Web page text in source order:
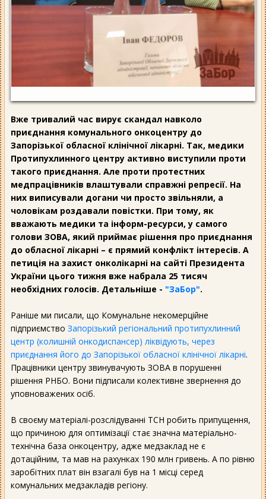
Вже тривалий час вирує скандал навколо
приєднання комунального онкоцентру до
Запорізької обласної клінічної лікарні. Так, медики
Протипухлинного центру активно виступили проти
такого приєднання. Але проти протестних
медпрацівників влаштували справжні репресії. На
них виписували догани чи просто звільняли, а
чоловікам роздавали повістки. При тому, як
вважають медики та інформ-ресурси, у самого
голови ЗОВА, який приймає рішення про приєднання
до обласної лікарні – є прямий конфлікт інтересів. А
петиція на захист онколікарні на сайті Президента
України цього тижня вже набрала 25 тисяч
необхідних голосів. Детальніше - "ЗаБор".
Раніше ми писали, що Комунальне некомерційне
підприємство Запорізький регіональний протипухлинний
центр (колишній онкодиспансер) ліквідують, через
приєднання його до Запорізької обласної клінічної лікарні.
Працівники центру звинувачують ЗОВА в порушенні
рішення РНБО. Вони підписали колективне звернення до
уповноважених осіб.
В своєму матеріалі-розслідуванні ТСН робить припущення,
що причиною для оптимізації стає значна матеріально-
технічна база онкоцентру, адже медзаклад не є
дотаційним, та мав на рахунках 190 млн гривень. А по рівню
заробітних плат він взагалі був на 1 місці серед
комунальних медзакладів регіону.